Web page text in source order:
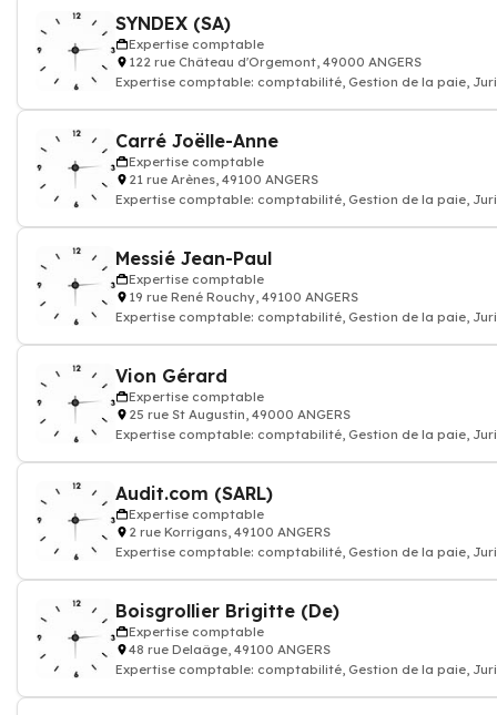
SYNDEX (SA)
Expertise comptable
122 rue Château d'Orgemont, 49000 ANGERS
Expertise comptable: comptabilité, Gestion de la paie,
Carré Joëlle-Anne
Expertise comptable
21 rue Arènes, 49100 ANGERS
Expertise comptable: comptabilité, Gestion de la paie,
Messié Jean-Paul
Expertise comptable
19 rue René Rouchy, 49100 ANGERS
Expertise comptable: comptabilité, Gestion de la paie,
Vion Gérard
Expertise comptable
25 rue St Augustin, 49000 ANGERS
Expertise comptable: comptabilité, Gestion de la paie,
Audit.com (SARL)
Expertise comptable
2 rue Korrigans, 49100 ANGERS
Expertise comptable: comptabilité, Gestion de la paie,
Boisgrollier Brigitte (De)
Expertise comptable
48 rue Delaâge, 49100 ANGERS
Expertise comptable: comptabilité, Gestion de la paie,